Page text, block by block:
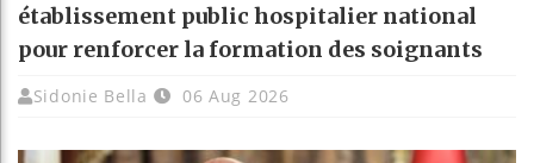
établissement public hospitalier national
pour renforcer la formation des soignants
Sidonie Bella 06 Aug 2026